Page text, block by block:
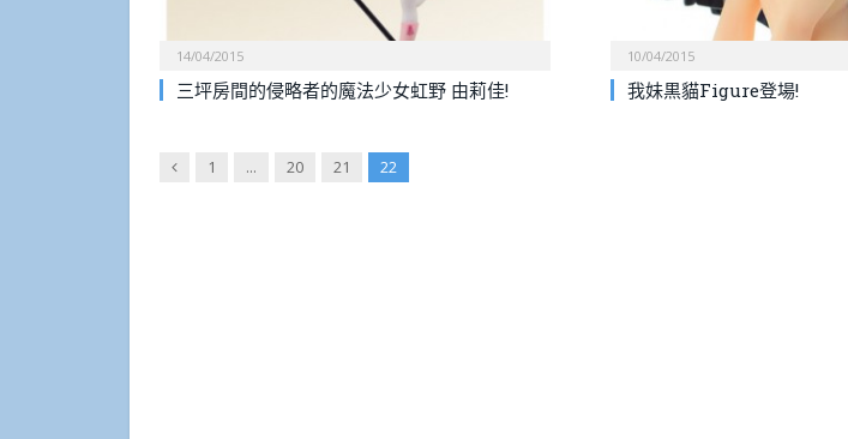
14/04/2015
三坪房間的侵略者的魔法少女虹野 由莉佳!
10/04/2015
我妹黒貓Figure登場!
Previous
1 ... 20 21 22